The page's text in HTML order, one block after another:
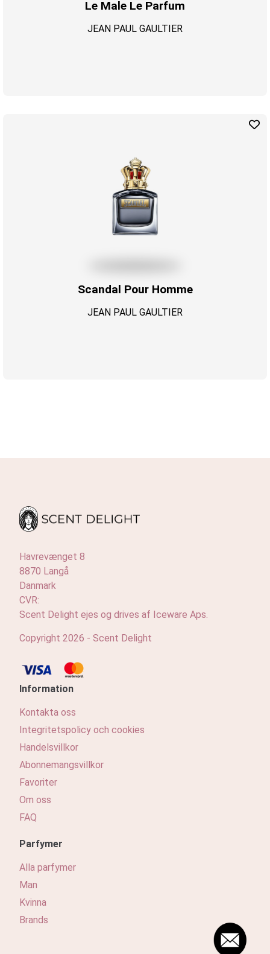
Le Male Le Parfum
JEAN PAUL GAULTIER
Scandal Pour Homme
JEAN PAUL GAULTIER
Havrevænget 8
8870 Langå
Danmark
CVR:
Scent Delight ejes og drives af Iceware Aps.
Copyright 2026 - Scent Delight
Information
Kontakta oss
Integritetspolicy och cookies
Handelsvillkor
Abonnemangsvillkor
Favoriter
Om oss
FAQ
Parfymer
Alla parfymer
Man
Kvinna
Brands